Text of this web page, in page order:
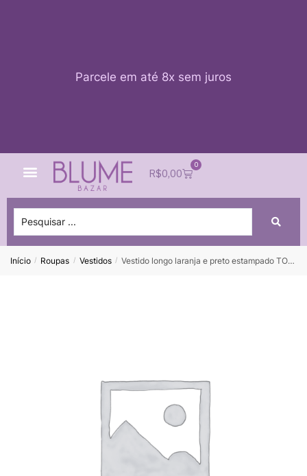
Parcele em até 8x sem juros
R$0,00
0
Início / Roupas / Vestidos / Vestido longo laranja e preto estampado TOTEM – PP